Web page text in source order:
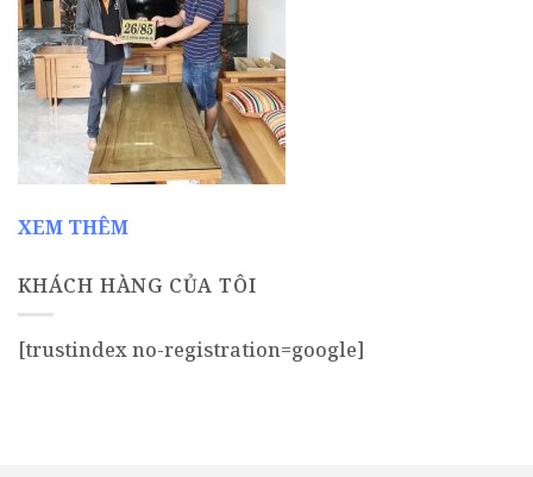
XEM THÊM
KHÁCH HÀNG CỦA TÔI
[trustindex no-registration=google]